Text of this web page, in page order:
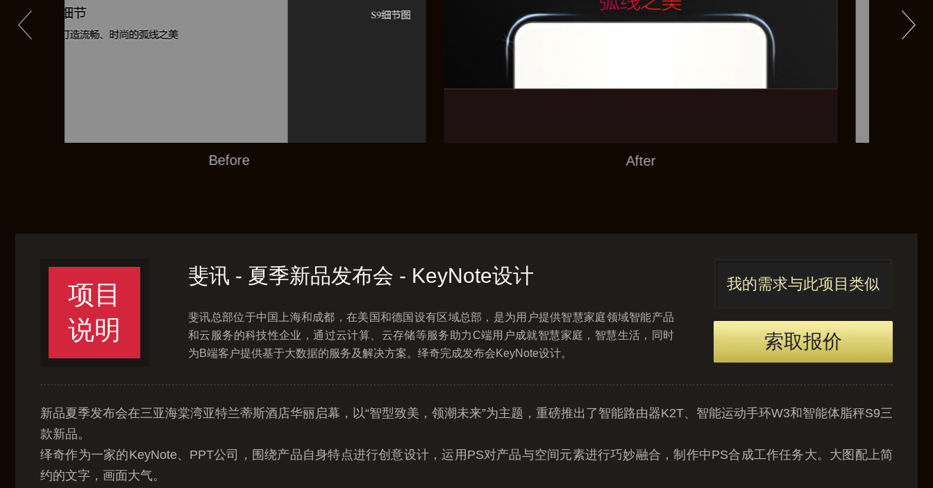
Before
项目
说明
斐讯 - 夏季新品发布会 - KeyNote设计
斐讯总部位于中国上海和成都，在美国和德国设有区域总部，是为用户提供智慧家庭领域智能产品
和云服务的科技性企业，通过云计算、云存储等服务助力C端用户成就智慧家庭，智慧生活，同时
为B端客户提供基于大数据的服务及解决方案。绎奇完成发布会KeyNote设计。
我的需求与此项目类似
索取报价
新品夏季发布会在三亚海棠湾亚特兰蒂斯酒店华丽启幕，以“智型致美，领潮未来”为主题，重磅推出了智能路由器K2T、智能运动手环W3和智能体脂秤S9三
款新品。
绎奇作为一家的KeyNote、PPT公司，围绕产品自身特点进行创意设计，运用PS对产品与空间元素进行巧妙融合，制作中PS合成工作任务大。大图配上简
约的文字，画面大气。